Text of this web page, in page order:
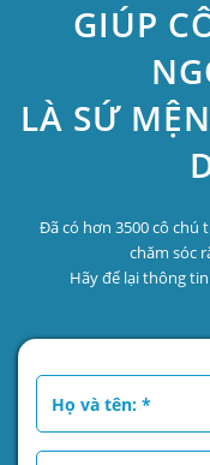
GIÚP
LÀ SỨ
Đã có hơn 3500 cô chú
chăm sóc
Hãy để lại thông